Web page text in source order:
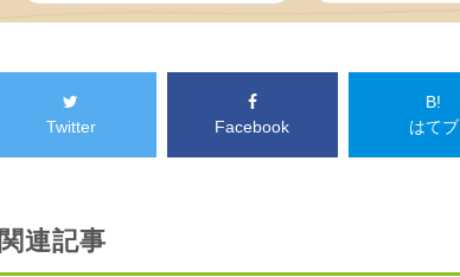
Twitter Facebook
B!
はてブ
関連記事